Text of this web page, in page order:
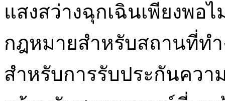
แสงสว่างฉุกเฉินเพียงพอ
กฎหมายสำหรับสถานที่ท
สำหรับการรับประกันคว